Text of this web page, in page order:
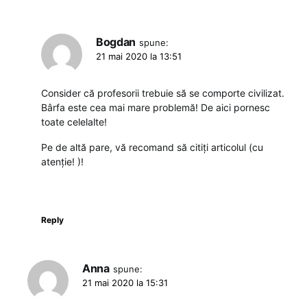
Bogdan spune:
21 mai 2020 la 13:51
Consider că profesorii trebuie să se comporte civilizat.
Bârfa este cea mai mare problemă! De aici pornesc
toate celelalte!
Pe de altă pare, vă recomand să citiți articolul (cu
atenție! )!
Reply
Anna spune:
21 mai 2020 la 15:31